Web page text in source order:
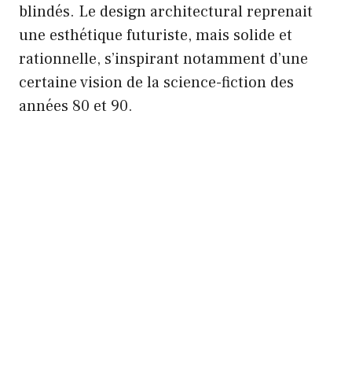
blindés. Le design architectural reprenait
une esthétique futuriste, mais solide et
rationnelle, s’inspirant notamment d’une
certaine vision de la science-fiction des
années 80 et 90.